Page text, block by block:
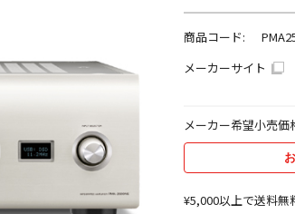
商品コード:
メーカーサイト
メーカー希望小売価
¥5,000以上で送料無